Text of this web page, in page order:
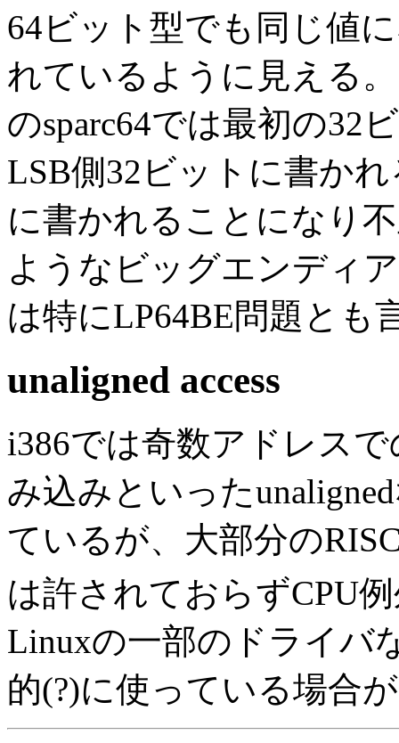
64ビット型でも同じ値
れているように見える
のsparc64では最初の32
LSB側32ビットに書か
に書かれることになり
ようなビッグエンディ
は特にLP64BE問題とも
unaligned access
i386では奇数アドレス
み込みといった
ているが、大部分の
は許されておらずCPU
Linuxの一部のドライバ
的(?)に使っている場合